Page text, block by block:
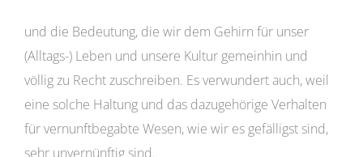
und die Bedeutung, die wir dem Gehirn für unser
(Alltags-) Leben und unsere Kultur gemeinhin und
völlig zu Recht zuschreiben. Es verwundert auch, weil
eine solche Haltung und das dazugehörige Verhalten
für vernunftbegabte Wesen, wie wir es gefälligst sind,
sehr unvernünftig sind.